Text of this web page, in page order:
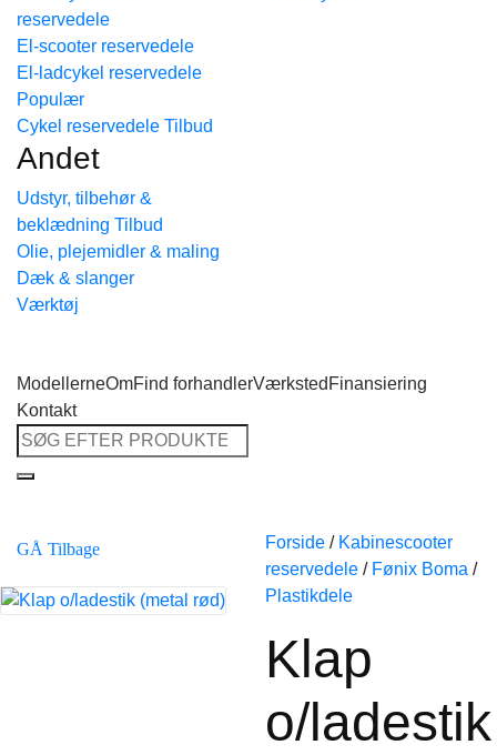
reservedele
El-scooter reservedele
El-ladcykel reservedele
Cykel reservedele
Andet
Udstyr, tilbehør &
beklædning
Olie, plejemidler & maling
Dæk & slanger
Værktøj
ModellerneOmFind forhandlerVærksted Finansiering
Kontakt
Søg
efter:
GÅ Tilbage Forside / Kabinescooter
reservedele / Fønix Boma /
Plastikdele
Klap
o/ladestik